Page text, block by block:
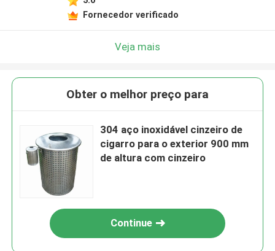
Fornecedor verificado
Veja mais
Obter o melhor preço para
304 aço inoxidável cinzeiro de
cigarro para o exterior 900 mm
de altura com cinzeiro
Continue